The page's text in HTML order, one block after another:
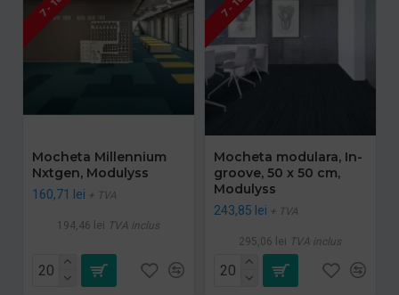
Mocheta Millennium
Nxtgen, Modulyss
160,71 lei + TVA
194,46 lei TVA inclus
Mocheta modulara, In-
groove, 50 x 50 cm,
Modulyss
243,85 lei + TVA
295,06 lei TVA inclus